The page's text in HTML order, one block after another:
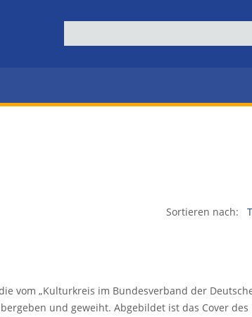
Sortieren nach:
vom „Kulturkreis im Bundesverband der
und geweiht. Abgebildet ist das Cover des